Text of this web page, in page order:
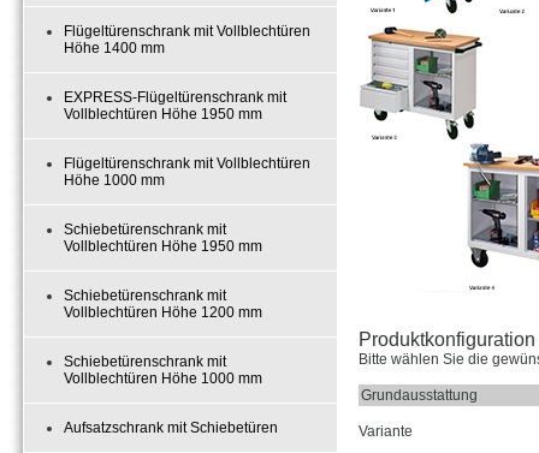
Flügeltürenschrank mit Vollblechtüren
Höhe 1400 mm
EXPRESS-Flügeltürenschrank mit
Vollblechtüren Höhe 1950 mm
Flügeltürenschrank mit Vollblechtüren
Höhe 1000 mm
Schiebetürenschrank mit
Vollblechtüren Höhe 1950 mm
Schiebetürenschrank mit
Vollblechtüren Höhe 1200 mm
Schiebetürenschrank mit
Vollblechtüren Höhe 1000 mm
Aufsatzschrank mit Schiebetüren
Bitte wählen Sie die
Grundausstattung
Variante